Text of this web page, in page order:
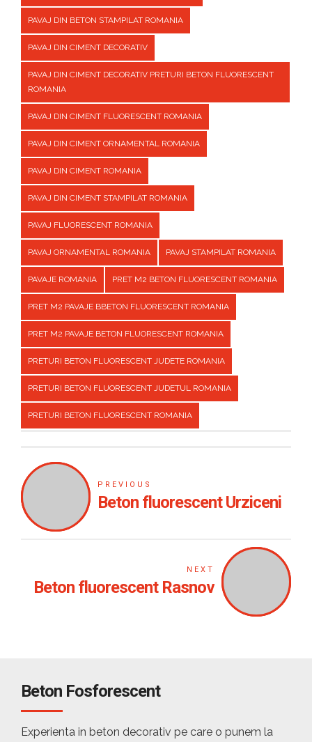
PAVAJ DIN BETON STAMPILAT ROMANIA
PAVAJ DIN CIMENT DECORATIV
PAVAJ DIN CIMENT DECORATIV PRETURI BETON FLUORESCENT
ROMANIA
PAVAJ DIN CIMENT FLUORESCENT ROMANIA
PAVAJ DIN CIMENT ORNAMENTAL ROMANIA
PAVAJ DIN CIMENT ROMANIA
PAVAJ DIN CIMENT STAMPILAT ROMANIA
PAVAJ FLUORESCENT ROMANIA
PAVAJ ORNAMENTAL ROMANIA PAVAJ STAMPILAT ROMANIA
PAVAJE ROMANIA PRET M2 BETON FLUORESCENT ROMANIA
PRET M2 PAVAJE BBETON FLUORESCENT ROMANIA
PRET M2 PAVAJE BETON FLUORESCENT ROMANIA
PRETURI BETON FLUORESCENT JUDETE ROMANIA
PRETURI BETON FLUORESCENT JUDETUL ROMANIA
PRETURI BETON FLUORESCENT ROMANIA
PREVIOUS
Beton fluorescent Urziceni
NEXT
Beton fluorescent Rasnov
Beton Fosforescent
Experienta in beton decorativ pe care o punem la